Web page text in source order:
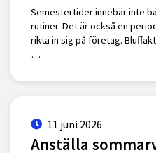
Semestertider innebär inte
rutiner. Det är också en
rikta in sig på företag.
…
11 juni 2026
Anställa